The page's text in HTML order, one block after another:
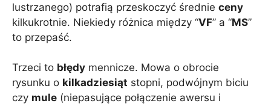
lustrzanego) potrafią przeskoczyć średnie ceny
kilkukrotnie. Niekiedy różnica między “VF” a “MS”
to przepaść.
Trzeci to błędy mennicze. Mowa o obrocie
rysunku o kilkadziesiąt stopni, podwójnym biciu
czy mule (niepasujące połączenie awersu i